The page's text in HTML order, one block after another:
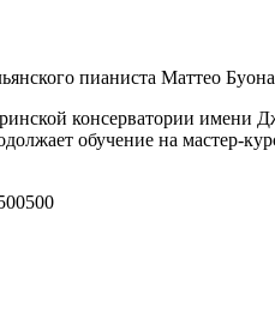
пианиста Маттео
консерватории имени
обучение на мастер-
500